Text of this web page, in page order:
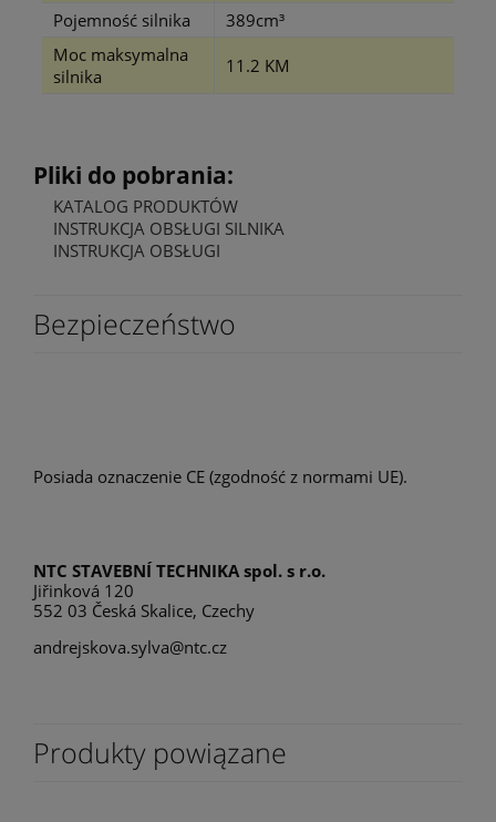
Pojemność silnika
389cm³
Moc maksymalna
silnika
11.2 KM
Pliki do pobrania:
KATALOG PRODUKTÓW
INSTRUKCJA OBSŁUGI SILNIKA
INSTRUKCJA OBSŁUGI
Bezpieczeństwo
Posiada oznaczenie CE (zgodność z normami UE).
NTC STAVEBNÍ TECHNIKA spol. s r.o.
Jiřinková 120
552 03 Česká Skalice, Czechy
andrejskova.sylva@ntc.cz
Produkty powiązane